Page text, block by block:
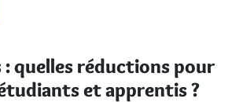
quelles réductions pour
et apprentis ?